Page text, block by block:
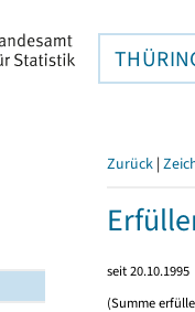
Zurück |
seit 20.10.1995
(Summe